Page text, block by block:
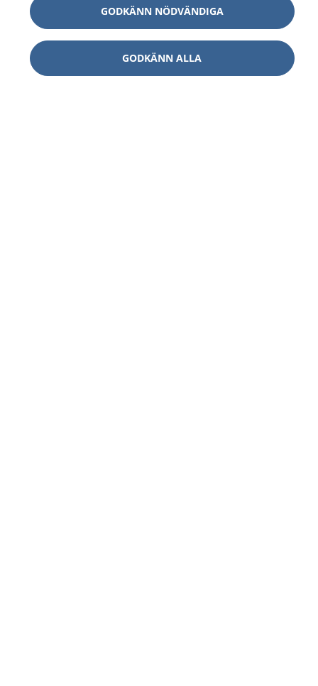
GODKÄNN NÖDVÄNDIGA
GODKÄNN ALLA